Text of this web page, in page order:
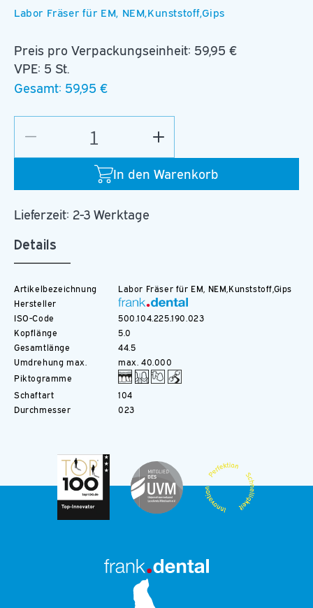
Labor Fräser für EM, NEM,Kunststoff,Gips
Preis pro Verpackungseinheit: 59,95 €
VPE: 5 St.
Gesamt: 59,95 €
In den Warenkorb
die
für
Erhöhe
die
Menge
für
Lieferzeit: 2-3 Werktage
Details
Artikelbezeichnung
Labor Fräser für EM, NEM,Kunststoff,Gips
Hersteller
ISO-Code
500.104.225.190.023
Kopflänge
5.0
Gesamtlänge
44.5
Umdrehung max.
max. 40.000
Piktogramme
Schaftart
104
Durchmesser
023